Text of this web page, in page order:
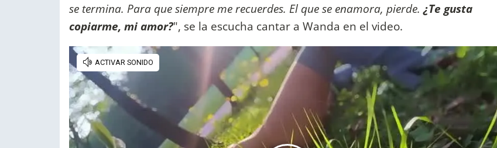
se termina. Para que siempre me recuerdes. El que se enamora, pierde.¿Te gusta
copiarme, mi amor?", se la escucha cantar a Wanda en el video.